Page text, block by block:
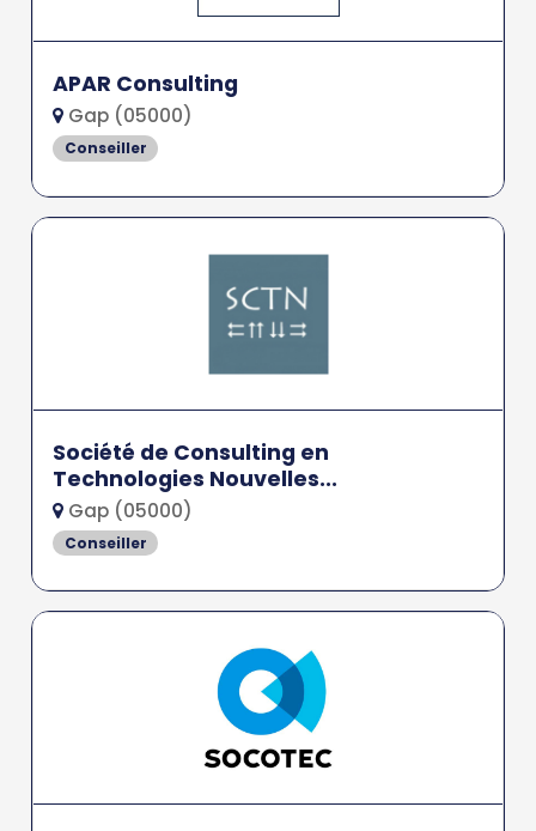
APAR Consulting
Gap (05000)
Conseiller
Société de Consulting en
Technologies Nouvelles...
Gap (05000)
Conseiller